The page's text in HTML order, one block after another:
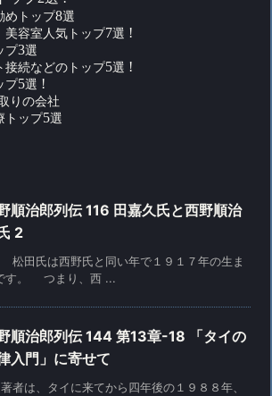
めトップ8選
美容室人気トップ7選 !
プ3選
接続などのトップ5選 !
プ5選 !
りの会社
トップ5選
順治郎列伝 116 田嘉久氏と西野順治
2
氏は西野氏と同い年で１９１７年の生ま
す。 つまり、西 ...
順治郎列伝 144 第13章-18 「タイの
入門」に寄せて
は、タイに来てから四年後の１９８８年、